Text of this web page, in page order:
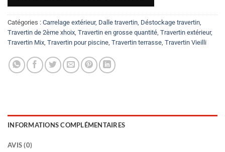
Catégories : Carrelage extérieur, Dalle travertin Déstockage travertin
Travertin de 2ème xhoix Travertin en grosse quantité Travertin extérieur,
Travertin Mix Travertin pour piscine Travertin terrasse Travertin Vieilli
INFORMATIONS COMPLÉMENTAIRES
AVIS (0)